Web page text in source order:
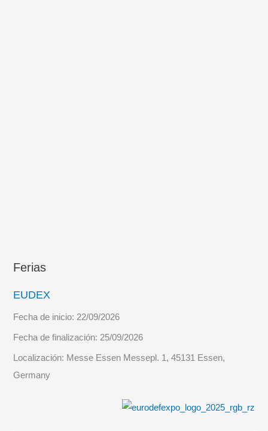
Ferias
EUDEX
Fecha de inicio: 22/09/2026
Fecha de finalización: 25/09/2026
Localización: Messe Essen Messepl. 1, 45131 Essen,
Germany